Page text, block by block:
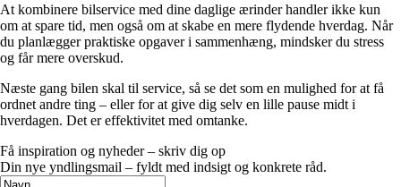
At kombinere bilservice med dine daglige ærinder handler ikke kun
om at spare tid, men også om at skabe en mere flydende hverdag. Når
du planlægger praktiske opgaver i sammenhæng, mindsker du stress
og får mere overskud.
Næste gang bilen skal til service, så se det som en mulighed for at få
ordnet andre ting – eller for at give dig selv en lille pause midt i
hverdagen. Det er effektivitet med omtanke.
Få inspiration og nyheder – skriv dig op
Din nye yndlingsmail – fyldt med indsigt og konkrete råd.